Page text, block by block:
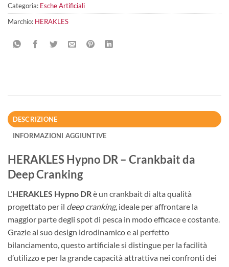
Categoria: Esche Artificiali
Marchio: HERAKLES
DESCRIZIONE
INFORMAZIONI AGGIUNTIVE
HERAKLES Hypno DR – Crankbait da
Deep Cranking
L’HERAKLES Hypno DRè un crankbait di alta qualità
progettato per il deep cranking, ideale per affrontare la
maggior parte degli spot di pesca in modo efficace e costante.
Grazie al suo design idrodinamico e al perfetto
bilanciamento, questo artificiale si distingue per la facilità
d’utilizzo e per la grande capacità attrattiva nei confronti dei